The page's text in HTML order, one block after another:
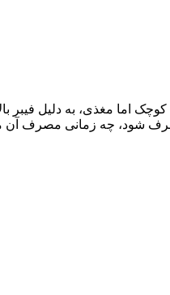
اما مغذی، به دلیل فیبر
مصرف شود، چه زمانی مصرف